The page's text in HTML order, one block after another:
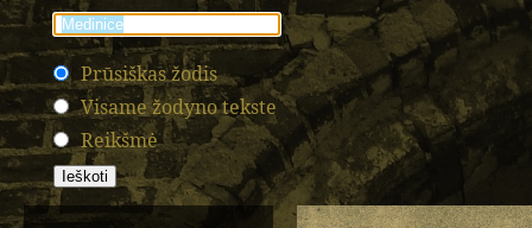
Prūsiškas žodis
Visame žodyno tekste
Reikšmė